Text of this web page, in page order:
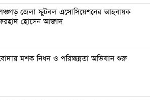
জেলা ফুটবল এসোসিয়েশনের আহবায়ক
হোসেন আজাদ
মশক নিধন ও পরিচ্ছন্নতা অভিযান শুরু